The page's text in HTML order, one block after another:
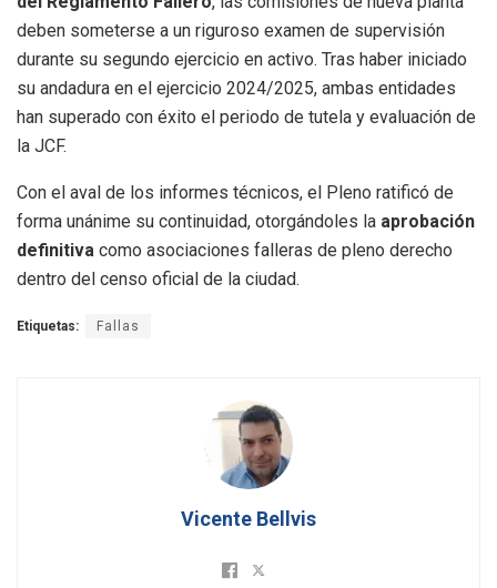
deben someterse a un riguroso examen de supervisión
durante su segundo ejercicio en activo. Tras haber iniciado
su andadura en el ejercicio 2024/2025, ambas entidades
han superado con éxito el periodo de tutela y evaluación de
la JCF.
Con el aval de los informes técnicos, el Pleno ratificó de
forma unánime su continuidad, otorgándoles la aprobación
definitiva como asociaciones falleras de pleno derecho
dentro del censo oficial de la ciudad.
Etiquetas: Fallas
Vicente Bellvis